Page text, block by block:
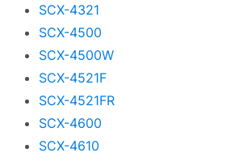
SCX-4321
SCX-4500
SCX-4500W
SCX-4521F
SCX-4521FR
SCX-4600
SCX-4610